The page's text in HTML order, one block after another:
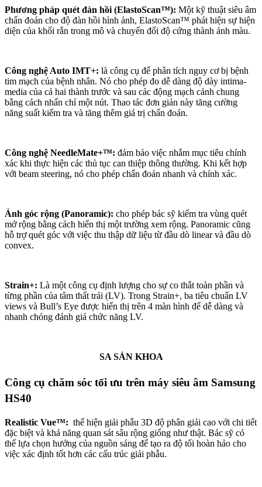
Phương pháp quét đàn hồi (ElastoScan™): Một kỹ thuật siêu âm
chẩn đoán cho độ đàn hồi hình ảnh, ElastoScan™ phát hiện sự hiện
diện của khối rắn trong mô và chuyển đổi độ cứng thành ảnh màu.
Công nghệ Auto IMT+: là công cụ để phân tích nguy cơ bị bệnh
tim mạch của bệnh nhân. Nó cho phép đo dễ dàng độ dày intima-
media của cả hai thành trước và sau các động mạch cảnh chung
bằng cách nhấn chỉ một nút. Thao tác đơn giản này tăng cường
năng suất kiểm tra và tăng thêm giá trị chẩn đoán.
Công nghệ NeedleMate+™: đảm bảo việc nhắm mục tiêu chính
xác khi thực hiện các thủ tục can thiệp thông thường. Khi kết hợp
với beam steering, nó cho phép chẩn đoán nhanh và chính xác.
Ảnh góc rộng (Panoramic): cho phép bác sỹ kiểm tra vùng quét
mở rộng bằng cách hiển thị một trường xem rộng. Panoramic cũng
hỗ trợ quét góc với việc thu thập dữ liệu từ đầu dò linear và đầu dò
convex.
Strain+: Là một công cụ định lượng cho sự co thắt toàn phần và
từng phần của tâm thất trái (LV). Trong Strain+, ba tiêu chuẩn LV
views và Bull’s Eye được hiển thị trên 4 màn hình để dễ dàng và
nhanh chóng đánh giá chức năng LV.
SA SẢN KHOA
Công cụ chăm sóc tối ưu trên máy siêu âm Samsung
HS40
Realistic Vue™: thể hiện giải phẫu 3D độ phân giải cao với chi tiết
đặc biệt và khả năng quan sát sâu rộng giống như thật. Bác sỹ có
thể lựa chọn hướng của nguồn sáng để tạo ra độ tối hoàn hảo cho
việc xác định tốt hơn các cấu trúc giải phẫu.